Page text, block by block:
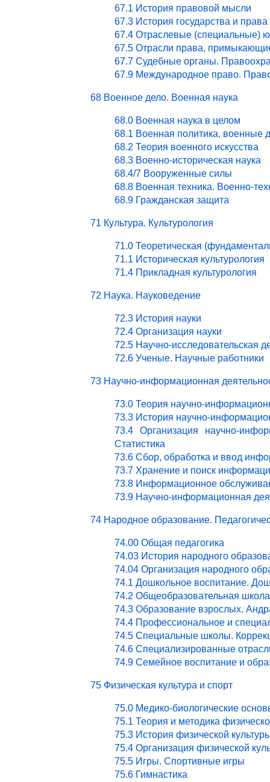
67.1 История правовой мысли
67.3 История государства и права
67.4 Отраслевые (специальные)
67.5 Отрасли права,
67.7 Судебные органы.
67.9 Международное право.
68 Военное дело. Военная наука
68.0 Военная наука в целом
68.1 Военная политика, военные
68.2 Теория военного искусства
68.3 Военно-историческая наука
68.4/7 Вооруженные силы
68.8 Военная техника. Военно-
68.9 Гражданская защита
71 Культура. Культурология
71.0 Теоретическая
71.1 Историческая культурология
71.4 Прикладная культурология
72 Наука. Науковедение
72.3 История науки
72.4 Организация науки
72.5 Научно-исследовательская
72.6 Ученые. Научные работники
73 Научно-информационная
73.0 Теория научно-
73.3 История научно-
73.4 Организация научно-
Статистика
73.6 Сбор, обработка и ввод
73.7 Хранение и поиск
73.8 Информационное
73.9 Научно-информационная
74 Народное образование.
74.00 Общая педагогика
74.03 История народного
74.04 Организация народного
74.1 Дошкольное воспитание.
74.2 Общеобразовательная
74.3 Образование взрослых.
74.4 Профессиональное и
74.5 Специальные школы.
74.6 Специализированные
74.9 Семейное воспитание и
75 Физическая культура и спорт
75.0 Медико-биологические
75.1 Теория и методика
75.3 История физической
75.4 Организация физической
75.5 Игры. Спортивные игры
75.6 Гимнастика